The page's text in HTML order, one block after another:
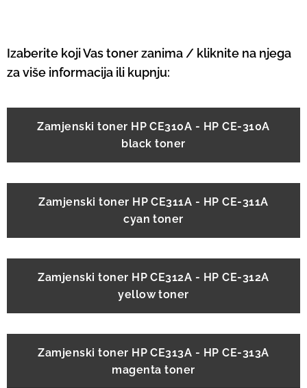
Izaberite koji Vas toner zanima / kliknite na njega
za više informacija ili kupnju:
Zamjenski toner HP CE310A - HP CE-310A
black toner
Zamjenski toner HP CE311A - HP CE-311A
cyan toner
Zamjenski toner HP CE312A - HP CE-312A
yellow toner
Zamjenski toner HP CE313A - HP CE-313A
magenta toner